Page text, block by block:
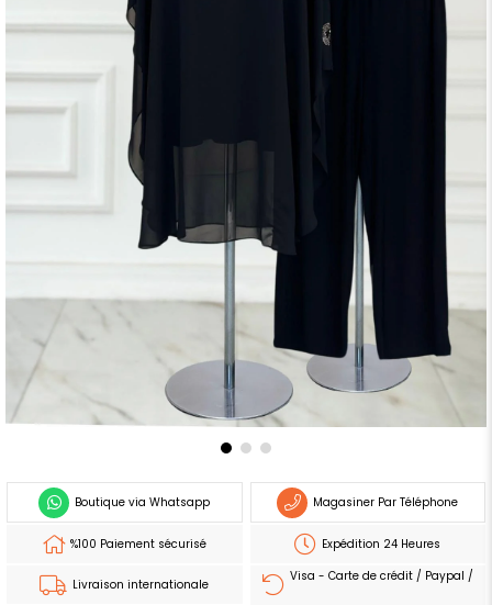
Boutique via Whatsapp Magasiner Par Téléphone
%100 Paiement sécurisé Expédition 24 Heures
Livraison internationale
Visa - Carte de crédit / Paypal /